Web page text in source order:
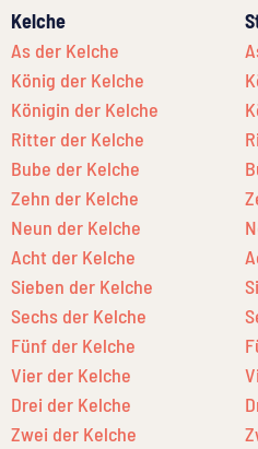
Kelche
As der Kelche
König der Kelche
Königin der Kelche
Ritter der Kelche
Bube der Kelche
Zehn der Kelche
Neun der Kelche
Acht der Kelche
Sieben der Kelche
Sechs der Kelche
Fünf der Kelche
Vier der Kelche
Drei der Kelche
Zwei der Kelche